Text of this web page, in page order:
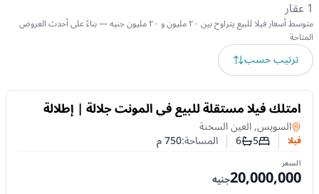
1عقار
متوسط أسعار فيلا للبيع يتراوح بين ٢٠ مليون و ٢٠ مليون جنيه — بناءً على أحدث العروض
المتاحة
ترتيب حسب
للبيع
امتلك فيلا مستقلة للبيع في المونت جلالة | إطلالة
مباشرة على اللاجون
فيلافي
السويس, العين السخنة
فيلا عدد غرف النوم
5عدد الحمامات
6 المساحة:750م
السعر
20,000,000جنيه